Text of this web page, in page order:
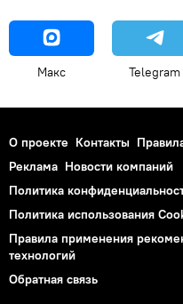
Макс Telegram
О проекте Контакты
Реклама Новости компаний
Политика
Политика использования
Правила применения
технологий
Обратная связь